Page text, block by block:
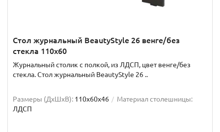
Стол журнальный BeautyStyle 26 венге/без
стекла 110x60
Журнальный столик с полкой, из ЛДСП, цвет венге/без
стекла. Стол журнальный BeautyStyle 26 ..
Размеры (ДхШxВ): 110х60х46
Материал столешницы:
ЛДСП